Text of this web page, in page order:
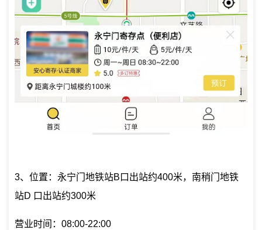
3、位置：永宁门地铁站B口出站约400米，南稍门地铁
站D 口出站约300米
营业时间：08:00-22:00